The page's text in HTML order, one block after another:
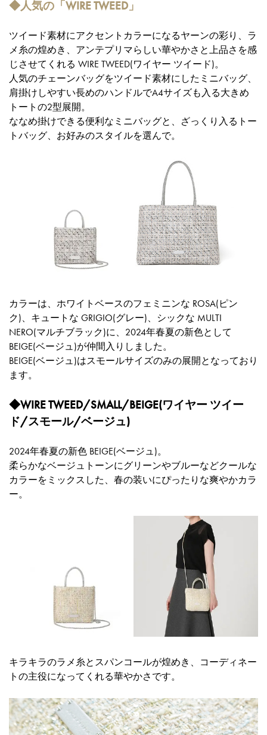
◆人気の「WIRE TWEED」
ツイード素材にアクセントカラーになるヤーンの彩り、ラ
メ糸の煌めき、アンテプリマらしい華やかさと上品さを感
じさせてくれる WIRE TWEED(ワイヤー ツイード)。
人気のチェーンバッグをツイード素材にしたミニバッグ、
肩掛けしやすい長めのハンドルでA4サイズも入る大きめ
トートの2型展開。
ななめ掛けできる便利なミニバッグと、ざっくり入るトー
トバッグ、お好みのスタイルを選んで。
カラーは、ホワイトベースのフェミニンな ROSA(ピン
ク)、キュートな GRIGIO(グレー)、シックな MULTI
NERO(マルチブラック)に、2024年春夏の新色として
BEIGE(ベージュ)が仲間入りしました。
BEIGE(ベージュ)はスモールサイズのみの展開となっており
ます。
◆WIRE TWEED/SMALL/BEIGE(ワイヤー ツイー
ド/スモール/ベージュ)
2024年春夏の新色 BEIGE(ベージュ)。
柔らかなベージュトーンにグリーンやブルーなどクールな
カラーをミックスした、春の装いにぴったりな爽やかカラ
ー。
キラキラのラメ糸とスパンコールが煌めき、コーディネー
トの主役になってくれる華やかさです。